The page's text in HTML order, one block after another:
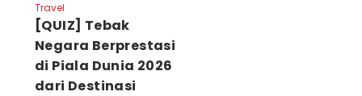
Travel
[QUIZ] Tebak
Negara Berprestasi
di Piala Dunia 2026
dari Destinasi